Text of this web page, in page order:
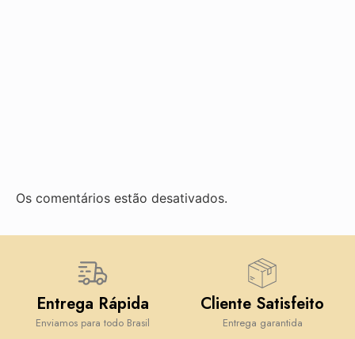
Os comentários estão desativados.
Entrega Rápida
Enviamos para todo Brasil
Cliente Satisfeito
Entrega garantida